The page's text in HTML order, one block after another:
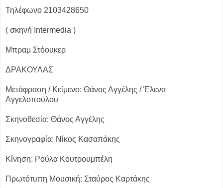
Τηλέφωνο 2103428650
( σκηνή Intermedia )
Μπραμ Στόουκερ
ΔΡΑΚΟΥΛΑΣ
Μετάφραση / Κείμενο: Θάνος Αγγέλης / Έλενα
Αγγελοπούλου
Σκηνοθεσία: Θάνος Αγγέλης
Σκηνογραφία: Νίκος Κασαπάκης
Κίνηση: Ρούλα Κουτρουμπέλη
Πρωτότυπη Μουσική: Σταύρος Καρτάκης